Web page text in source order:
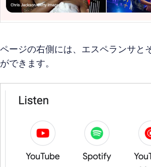
ページの右側には、エスペランサと
ができます。